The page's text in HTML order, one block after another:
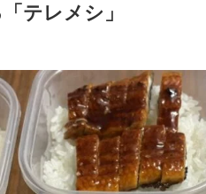
テレメシ」